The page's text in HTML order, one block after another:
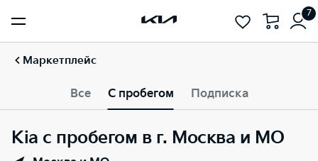
7
Маркетплейс
Все С пробегом Подписка
Kia с пробегом в г. Москва и МО